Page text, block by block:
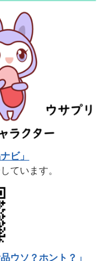
ビ」
ています。
ウソ？ホント？」